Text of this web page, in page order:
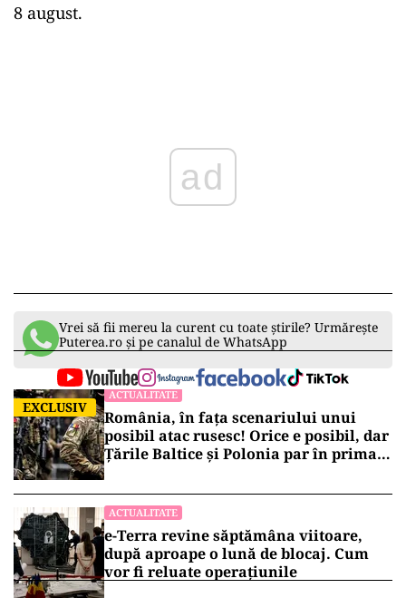
8 august.
Vrei să fii mereu la curent cu toate știrile? Urmărește
Puterea.ro și pe canalul de WhatsApp
EXCLUSIV
ACTUALITATE
România, în fața scenariului unui
posibil atac rusesc! Orice e posibil, dar
Țările Baltice și Polonia par în prima
ACTUALITATE
e-Terra revine săptămâna viitoare,
după aproape o lună de blocaj. Cum
vor fi reluate operațiunile